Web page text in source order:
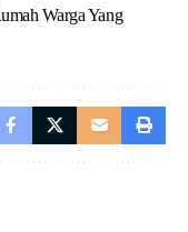
Warga Yang